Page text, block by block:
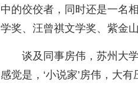
中的佼佼者，同时还是一名
学奖、汪曾祺文学奖、紫金山
谈及同事房伟，苏州大
感觉是，‘小说家’房伟，大